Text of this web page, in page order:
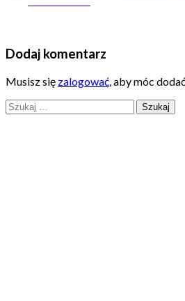
Dodaj komentarz
Musisz się zalogować, aby móc
Szukaj: